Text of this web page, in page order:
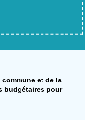
et de la
budgétaires pour